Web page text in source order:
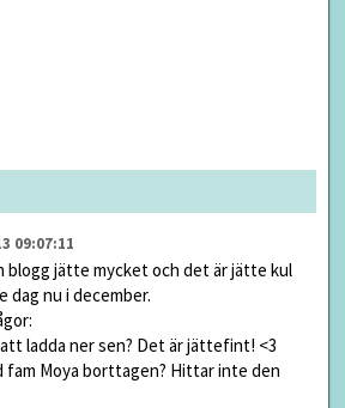
09:07:11
blogg jätte mycket och det är jätte kul
dag nu i december.
ladda ner sen? Det är jättefint! <3
fam Moya borttagen? Hittar inte den